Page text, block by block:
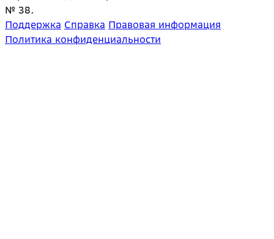
№ 38.
Поддержка Справка Правовая информация
Политика конфиденциальности